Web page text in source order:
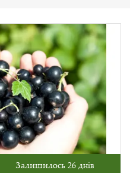
Залишилось 26 днів